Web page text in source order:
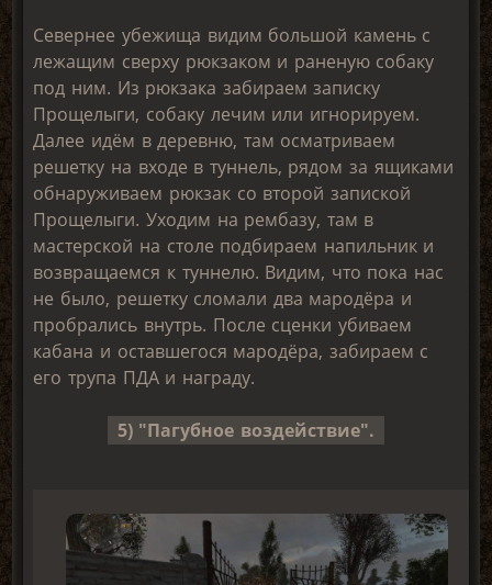
Севернее убежища видим большой камень с
лежащим сверху рюкзаком и раненую собаку
под ним. Из рюкзака забираем записку
Прощелыги, собаку лечим или игнорируем.
Далее идём в деревню, там осматриваем
решетку на входе в туннель, рядом за ящиками
обнаруживаем рюкзак со второй запиской
Прощелыги. Уходим на рембазу, там в
мастерской на столе подбираем напильник и
возвращаемся к туннелю. Видим, что пока нас
не было, решетку сломали два мародёра и
пробрались внутрь. После сценки убиваем
кабана и оставшегося мародёра, забираем с
его трупа ПДА и награду.
5) "Пагубное воздействие".